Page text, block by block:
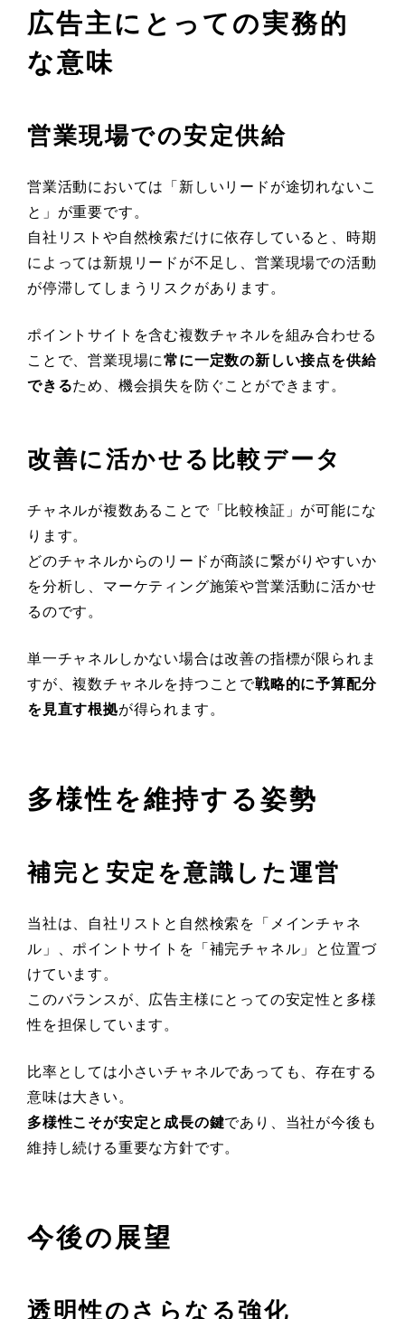
広告主にとっての実務的
な意味
営業現場での安定供給
営業活動においては「新しいリードが途切れないこ
と」が重要です。
自社リストや自然検索だけに依存していると、時期
によっては新規リードが不足し、営業現場での活動
が停滞してしまうリスクがあります。
ポイントサイトを含む複数チャネルを組み合わせる
ことで、営業現場に常に一定数の新しい接点を供給
できるため、機会損失を防ぐことができます。
改善に活かせる比較データ
チャネルが複数あることで「比較検証」が可能にな
ります。
どのチャネルからのリードが商談に繋がりやすいか
を分析し、マーケティング施策や営業活動に活かせ
るのです。
単一チャネルしかない場合は改善の指標が限られま
すが、複数チャネルを持つことで戦略的に予算配分
を見直す根拠が得られます。
多様性を維持する姿勢
補完と安定を意識した運営
当社は、自社リストと自然検索を「メインチャネ
ル」、ポイントサイトを「補完チャネル」と位置づ
けています。
このバランスが、広告主様にとっての安定性と多様
性を担保しています。
比率としては小さいチャネルであっても、存在する
意味は大きい。
多様性こそが安定と成長の鍵であり、当社が今後も
維持し続ける重要な方針です。
今後の展望
透明性のさらなる強化